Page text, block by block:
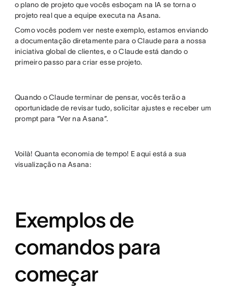
o plano de projeto que vocês esboçam na IA se torna o
projeto real que a equipe executa na Asana.
Como vocês podem ver neste exemplo, estamos enviando
a documentação diretamente para o Claude para a nossa
iniciativa global de clientes, e o Claude está dando o
primeiro passo para criar esse projeto.
Quando o Claude terminar de pensar, vocês terão a
oportunidade de revisar tudo, solicitar ajustes e receber um
prompt para “Ver na Asana”.
Voilà! Quanta economia de tempo! E aqui está a sua
visualização na Asana:
Exemplos de
comandos para
começar